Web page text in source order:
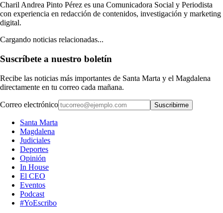
Charil Andrea Pinto Pérez es una Comunicadora Social y Periodista
con experiencia en redacción de contenidos, investigación y marketing
digital.
Cargando noticias relacionadas...
Suscríbete a nuestro boletín
Recibe las noticias más importantes de Santa Marta y el Magdalena
directamente en tu correo cada mañana.
Correo electrónico Suscribirme
Santa Marta
Magdalena
Judiciales
Deportes
Opinión
In House
El CEO
Eventos
Podcast
#YoEscribo